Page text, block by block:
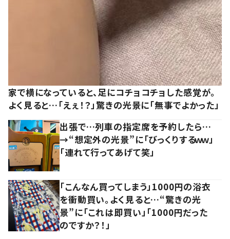
家で横になっていると、足にコチョコチョした感覚が。
よく見ると…「えぇ！？」驚きの光景に「無事でよかった」
出張で…列車の指定席を予約したら…
→“想定外の光景”に「びっくりするｗｗ」
「連れて行ってあげて笑」
「こんなん買ってしまう」1000円の浴衣
を衝動買い。よく見ると…“驚きの光
景”に「これは即買い」「1000円だった
のですか？！」